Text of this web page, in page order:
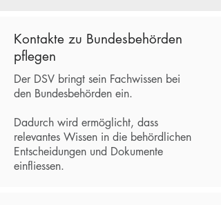
Kontakte zu Bundesbehörden
pflegen
Der DSV bringt sein Fachwissen bei
den Bundesbehörden ein.
Dadurch wird ermöglicht, dass
relevantes Wissen in die behördlichen
Entscheidungen und Dokumente
einfliessen.